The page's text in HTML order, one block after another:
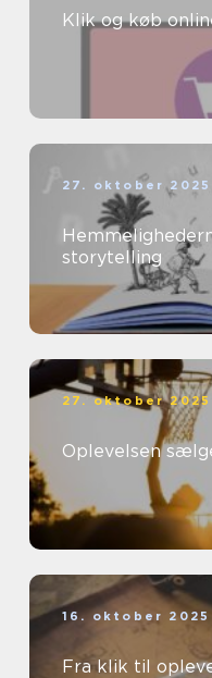
Klik og køb
27. oktober 2025
storytelling
27. oktober 2025
Oplevelsen
16. oktober 2025
Fra klik til